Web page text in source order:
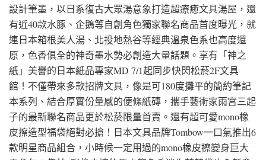
設計筆墨，以日系復古大眾湯意象打造超療癒文具湯屋，還
有近40款水豚、企鵝等自創角色獨家聯名商品首度曝光，就
連日本箱根美人湯、北投地熱谷等經典溫泉色系也高度還
原，色香俱全的神奇墨水勢必創造大量話題。享有「神之
紙」美譽的日本紙品專家MD 7/1起同步快閃松菸2F文具
館！不僅帶來多款招牌文具，像是可180度攤平的簡約筆記
本系列、結合厚實份量感的便條紙磚，攜手藝術家雨宮三起
子的最新聯名商品更於松菸限量首賣。還有超可愛mono橡
皮擦造型福袋絕對必搶！日本文具品牌Tombow一口氣推出6
款明星商品組合，小時候一定用過的mono橡皮擦變身巨大